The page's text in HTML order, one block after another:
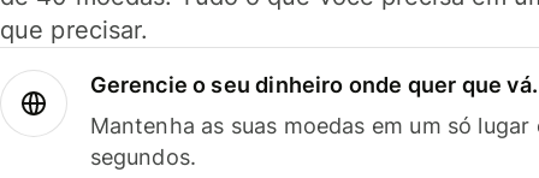
que precisar.
Gerencie o seu dinheiro onde quer que vá.
Mantenha as suas moedas em um só
segundos.